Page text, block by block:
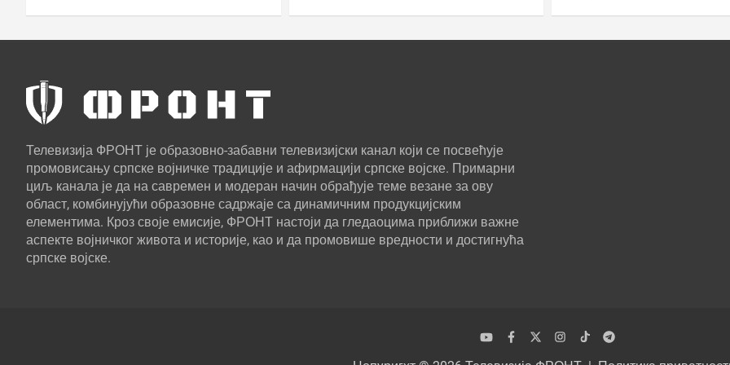
Телевизија ФРОНТ је образовно-забавни телевизијски канал који се посвећује
промовисању српске војничке традиције и афирмацији српске војске. Примарни
циљ канала је да на савремен и модеран начин обрађује теме везане за ову
област, комбинујући образовне садржаје са динамичним продукцијским
елементима. Кроз своје емисије, ФРОНТ настоји да гледаоцима приближи важне
аспекте војничког живота и историје, као и да промовише вредности и достигнућа
српске војске.